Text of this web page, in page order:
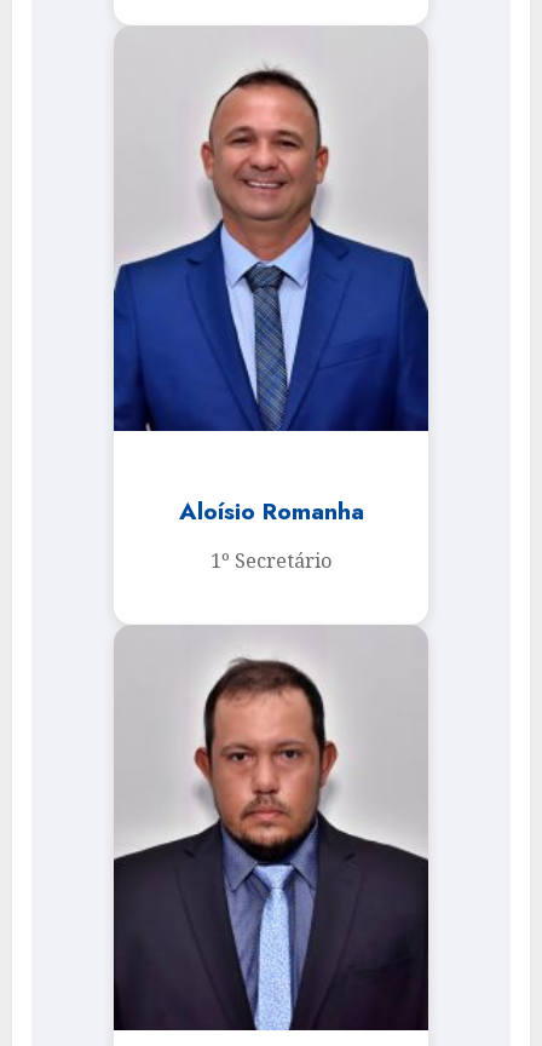
Aloísio Romanha
1º Secretário